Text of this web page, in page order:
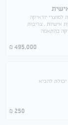
למוצרי יודאיקה
אישיות , צריבות
בהתאמה
495,000
₪
להביא
250
₪